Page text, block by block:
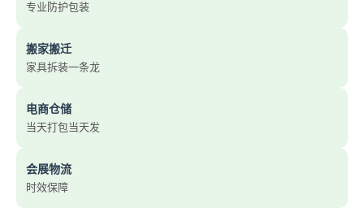
专业防护包装
搬家搬迁
家具拆装一条龙
电商仓储
当天打包当天发
会展物流
时效保障